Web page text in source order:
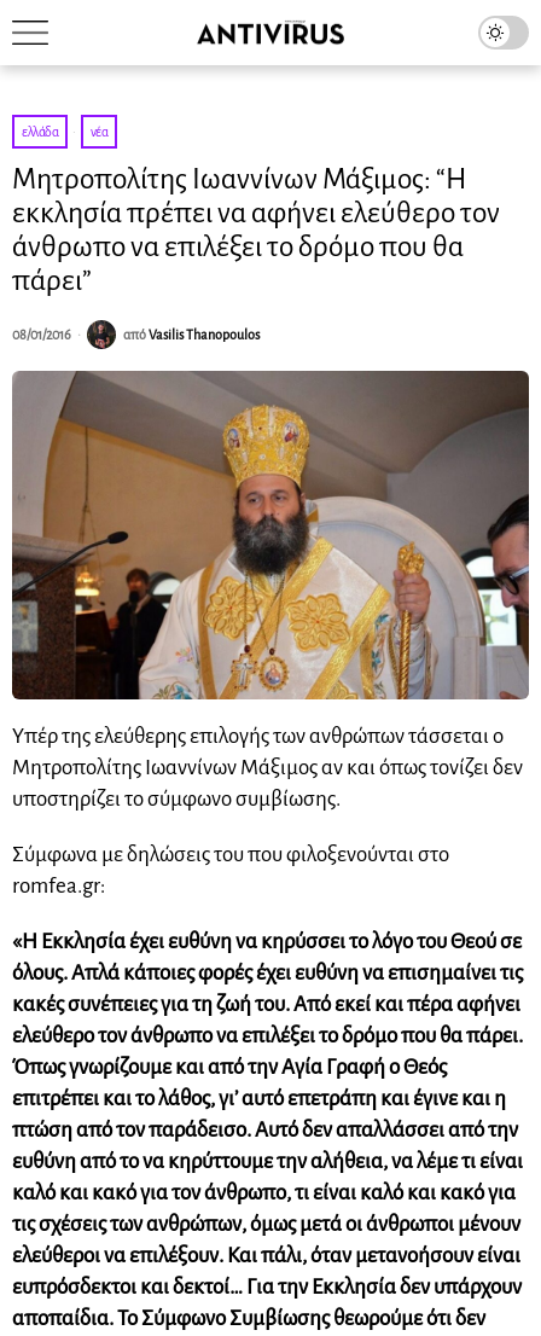
ελλάδα · νέα
Μητροπολίτης Ιωαννίνων Μάξιμος: “Η
εκκλησία πρέπει να αφήνει ελεύθερο τον
άνθρωπο να επιλέξει το δρόμο που θα
πάρει”
08/01/2016 απόVasilis Thanopoulos
Υπέρ της ελεύθερης επιλογής των ανθρώπων τάσσεται ο
Μητροπολίτης Ιωαννίνων Μάξιμος αν και όπως τονίζει δεν
υποστηρίζει το σύμφωνο συμβίωσης.
Σύμφωνα με δηλώσεις του που φιλοξενούνται στο
romfea.gr:
«Η Εκκλησία έχει ευθύνη να κηρύσσει το λόγο του Θεού σε
όλους. Απλά κάποιες φορές έχει ευθύνη να επισημαίνει τις
κακές συνέπειες για τη ζωή του. Από εκεί και πέρα αφήνει
ελεύθερο τον άνθρωπο να επιλέξει το δρόμο που θα πάρει.
Όπως γνωρίζουμε και από την Αγία Γραφή ο Θεός
επιτρέπει και το λάθος, γι’ αυτό επετράπη και έγινε και η
πτώση από τον παράδεισο. Αυτό δεν απαλλάσσει από την
ευθύνη από το να κηρύττουμε την αλήθεια, να λέμε τι είναι
καλό και κακό για τον άνθρωπο, τι είναι καλό και κακό για
τις σχέσεις των ανθρώπων, όμως μετά οι άνθρωποι μένουν
ελεύθεροι να επιλέξουν. Και πάλι, όταν μετανοήσουν είναι
ευπρόσδεκτοι και δεκτοί… Για την Εκκλησία δεν υπάρχουν
αποπαίδια. Το Σύμφωνο Συμβίωσης θεωρούμε ότι δεν